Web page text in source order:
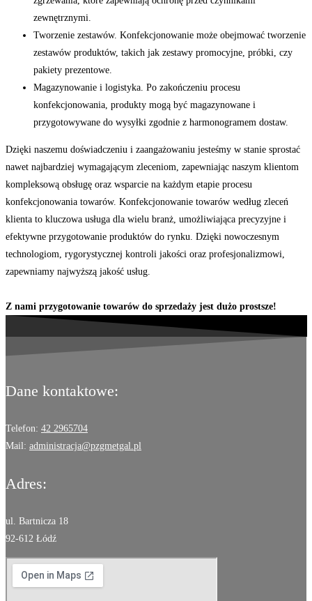
zewnętrznymi.
Tworzenie zestawów. Konfekcjonowanie może obejmować tworzenie
zestawów produktów, takich jak zestawy promocyjne, próbki, czy
pakiety prezentowe.
Magazynowanie i logistyka. Po zakończeniu procesu
konfekcjonowania, produkty mogą być magazynowane i
przygotowywane do wysyłki zgodnie z harmonogramem dostaw.
Dzięki naszemu doświadczeniu i zaangażowaniu jesteśmy w stanie sprostać
nawet najbardziej wymagającym zleceniom, zapewniając naszym klientom
kompleksową obsługę oraz wsparcie na każdym etapie procesu
konfekcjonowania towarów. Konfekcjonowanie towarów według zleceń
klienta to kluczowa usługa dla wielu branż, umożliwiająca precyzyjne i
efektywne przygotowanie produktów do rynku. Dzięki nowoczesnym
technologiom, rygorystycznej kontroli jakości oraz profesjonalizmowi,
zapewniamy najwyższą jakość usług.
Z nami przygotowanie towarów do sprzedaży jest dużo prostsze!
Dane kontaktowe:
Telefon: 42 2965704
Mail: administracja@pzgmetgal.pl
Adres:
ul. Bartnicza 18
92-612 Łódź